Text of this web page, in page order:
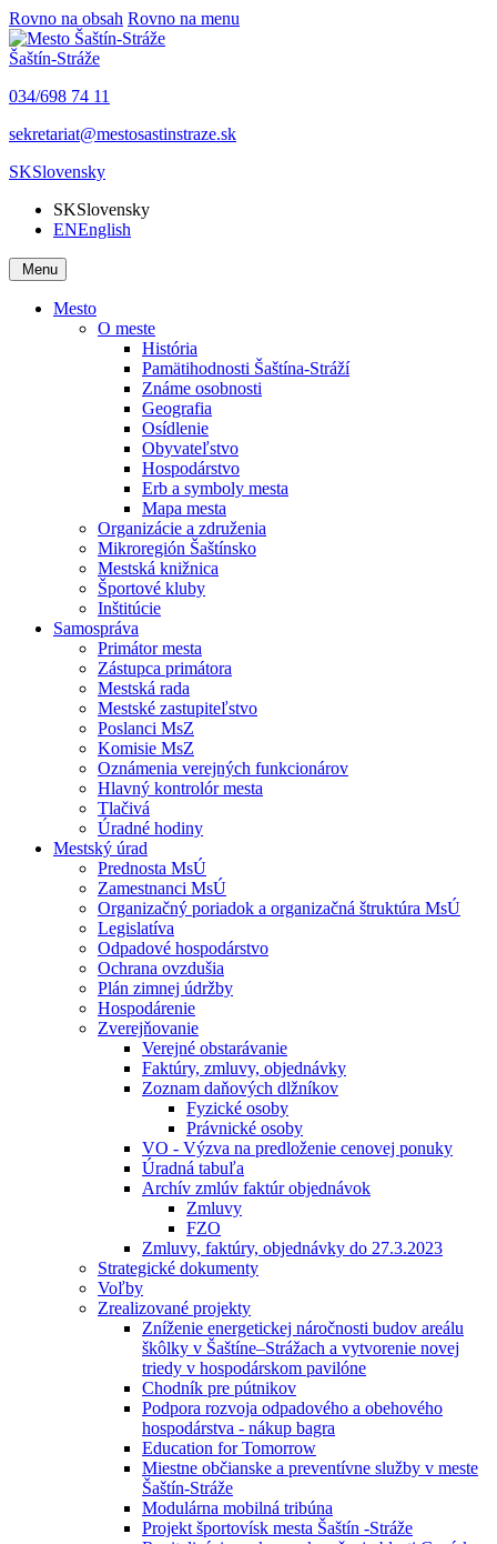
Rovno na obsah Rovno na menu
Šaštín-Stráže
034/698 74 11
sekretariat@mestosastinstraze.sk
SKSlovensky
SKSlovensky
ENEnglish
Menu
Mesto
O meste
História
Pamätihodnosti Šaštína-Stráží
Známe osobnosti
Geografia
Osídlenie
Obyvateľstvo
Hospodárstvo
Erb a symboly mesta
Mapa mesta
Organizácie a združenia
Mikroregión Šaštínsko
Mestská knižnica
Športové kluby
Inštitúcie
Samospráva
Primátor mesta
Zástupca primátora
Mestská rada
Mestské zastupiteľstvo
Poslanci MsZ
Komisie MsZ
Oznámenia verejných funkcionárov
Hlavný kontrolór mesta
Tlačivá
Úradné hodiny
Mestský úrad
Prednosta MsÚ
Zamestnanci MsÚ
Organizačný poriadok a organizačná štruktúra MsÚ
Legislatíva
Odpadové hospodárstvo
Ochrana ovzdušia
Plán zimnej údržby
Hospodárenie
Zverejňovanie
Verejné obstarávanie
Faktúry, zmluvy, objednávky
Zoznam daňových dlžníkov
Fyzické osoby
Právnické osoby
VO - Výzva na predloženie cenovej ponuky
Úradná tabuľa
Archív zmlúv faktúr objednávok
Zmluvy
FZO
Zmluvy, faktúry, objednávky do 27.3.2023
Strategické dokumenty
Voľby
Zrealizované projekty
Zníženie energetickej náročnosti budov areálu
škôlky v Šaštíne–Strážach a vytvorenie novej
triedy v hospodárskom pavilóne
Chodník pre pútnikov
Podpora rozvoja odpadového a obehového
hospodárstva - nákup bagra
Education for Tomorrow
Miestne občianske a preventívne služby v meste
Šaštín-Stráže
Modulárna mobilná tribúna
Projekt športovísk mesta Šaštín -Stráže